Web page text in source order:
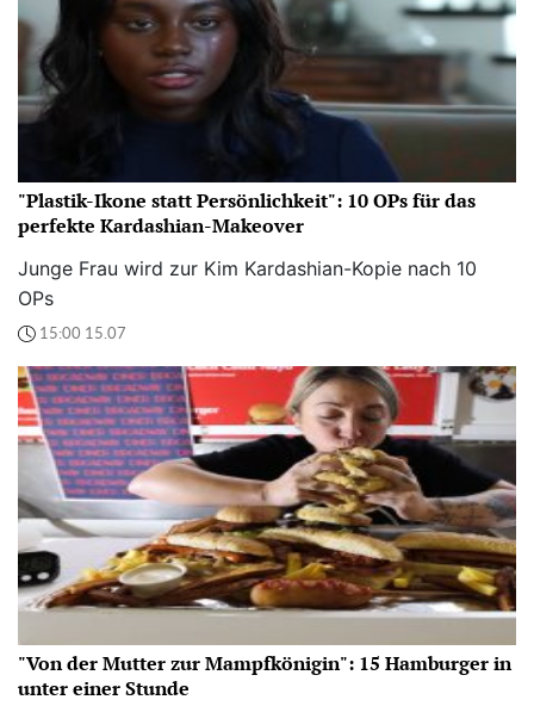
"Plastik-Ikone statt Persönlichkeit": 10 OPs für das
perfekte Kardashian-Makeover
Junge Frau wird zur Kim Kardashian-Kopie nach 10
OPs
15:00 15.07
"Von der Mutter zur Mampfkönigin": 15 Hamburger in
unter einer Stunde